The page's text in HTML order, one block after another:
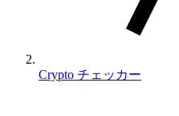
Crypto チェッカー